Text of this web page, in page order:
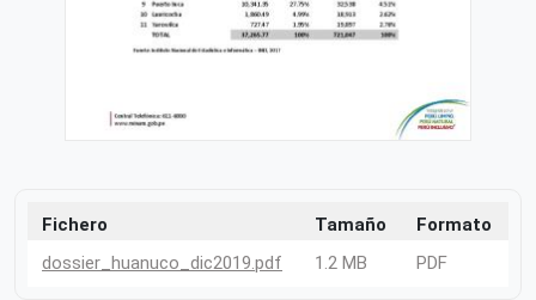
Fichero Tamaño
Formato
dossier_huanuco_dic2019.pdf
1.2 MB PDF